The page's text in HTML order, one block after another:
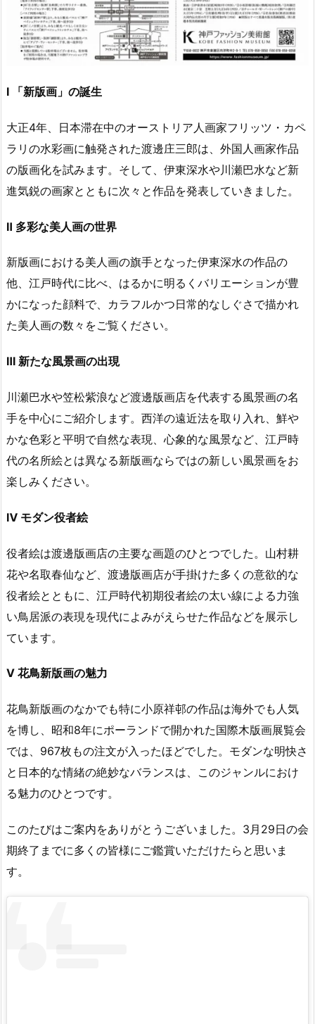
Ⅰ 「新版画」の誕生
大正4年、日本滞在中のオーストリア人画家フリッツ・カペ
ラリの水彩画に触発された渡邊庄三郎は、外国人画家作品
の版画化を試みます。そして、伊東深水や川瀬巴水など新
進気鋭の画家とともに次々と作品を発表していきました。
Ⅱ 多彩な美人画の世界
新版画における美人画の旗手となった伊東深水の作品の
他、江戸時代に比べ、はるかに明るくバリエーションが豊
かになった顔料で、カラフルかつ日常的なしぐさで描かれ
た美人画の数々をご覧ください。
Ⅲ 新たな風景画の出現
川瀬巴水や笠松紫浪など渡邊版画店を代表する風景画の名
手を中心にご紹介します。西洋の遠近法を取り入れ、鮮や
かな色彩と平明で自然な表現、心象的な風景など、江戸時
代の名所絵とは異なる新版画ならではの新しい風景画をお
楽しみください。
Ⅳ モダン役者絵
役者絵は渡邊版画店の主要な画題のひとつでした。山村耕
花や名取春仙など、渡邊版画店が手掛けた多くの意欲的な
役者絵とともに、江戸時代初期役者絵の太い線による力強
い鳥居派の表現を現代によみがえらせた作品などを展示し
ています。
Ⅴ 花鳥新版画の魅力
花鳥新版画のなかでも特に小原祥邨の作品は海外でも人気
を博し、昭和8年にポーランドで開かれた国際木版画展覧会
では、967枚もの注文が入ったほどでした。モダンな明快さ
と日本的な情緒の絶妙なバランスは、このジャンルにおけ
る魅力のひとつです。
このたびはご案内をありがとうございました。3月29日の会
期終了までに多くの皆様にご鑑賞いただけたらと思いま
す。